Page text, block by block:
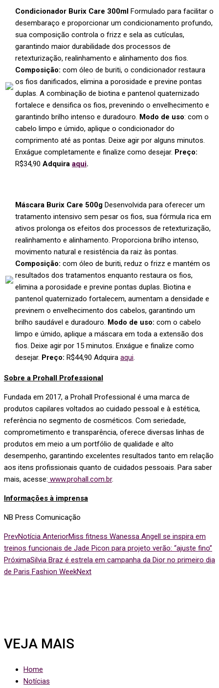
Condicionador Burix Care 300ml Formulado para facilitar o
desembaraço e proporcionar um condicionamento profundo,
sua composição controla o frizz e sela as cutículas,
garantindo maior durabilidade dos processos de
retexturização, realinhamento e alinhamento dos fios.
Composição: com óleo de buriti, o condicionador restaura
os fios danificados, elimina a porosidade e previne pontas
duplas. A combinação de biotina e pantenol quaternizado
fortalece e densifica os fios, prevenindo o envelhecimento e
garantindo brilho intenso e duradouro. Modo de uso: com o
cabelo limpo e úmido, aplique o condicionador do
comprimento até as pontas. Deixe agir por alguns minutos.
Enxágue completamente e finalize como desejar. Preço:
R$34,90 Adquira aqui.
Máscara Burix Care 500g Desenvolvida para oferecer um
tratamento intensivo sem pesar os fios, sua fórmula rica em
ativos prolonga os efeitos dos processos de retexturização,
realinhamento e alinhamento. Proporciona brilho intenso,
movimento natural e resistência da raiz às pontas.
Composição: com óleo de buriti, reduz o frizz e mantém os
resultados dos tratamentos enquanto restaura os fios,
elimina a porosidade e previne pontas duplas. Biotina e
pantenol quaternizado fortalecem, aumentam a densidade e
previnem o envelhecimento dos cabelos, garantindo um
brilho saudável e duradouro. Modo de uso: com o cabelo
limpo e úmido, aplique a máscara em toda a extensão dos
fios. Deixe agir por 15 minutos. Enxágue e finalize como
desejar. Preço: R$44,90 Adquira aqui
Sobre a Prohall Professional
Fundada em 2017, a Prohall Professional é uma marca de
produtos capilares voltados ao cuidado pessoal e à estética,
referência no segmento de cosméticos. Com seriedade,
comprometimento e transparência, oferece diversas linhas de
produtos em meio a um portfólio de qualidade e alto
desempenho, garantindo excelentes resultados tanto em relação
aos itens profissionais quanto de cuidados pessoais. Para saber
mais, acesse: www.prohall.com.br.
Informações à imprensa
NB Press Comunicação
PrevNotícia AnteriorMiss fitness Wanessa Angell se inspira em
treinos funcionais de Jade Picon para projeto verão: “ajuste fino”
PróximaSilvia Braz é estrela em campanha da Dior no primeiro dia
de Paris Fashion WeekNext
VEJA MAIS
Home
Notícias